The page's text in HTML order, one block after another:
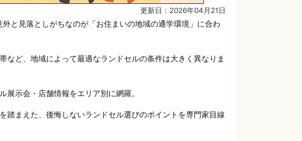
更新日：2026年04月21日
と見落としがちなのが「お住まいの地域の通学環境」に合わ
など、地域によって最適なランドセルの条件は大きく異なりま
展示会・店舗情報をエリア別に網羅。
踏まえた、後悔しないランドセル選びのポイントを専門家目線